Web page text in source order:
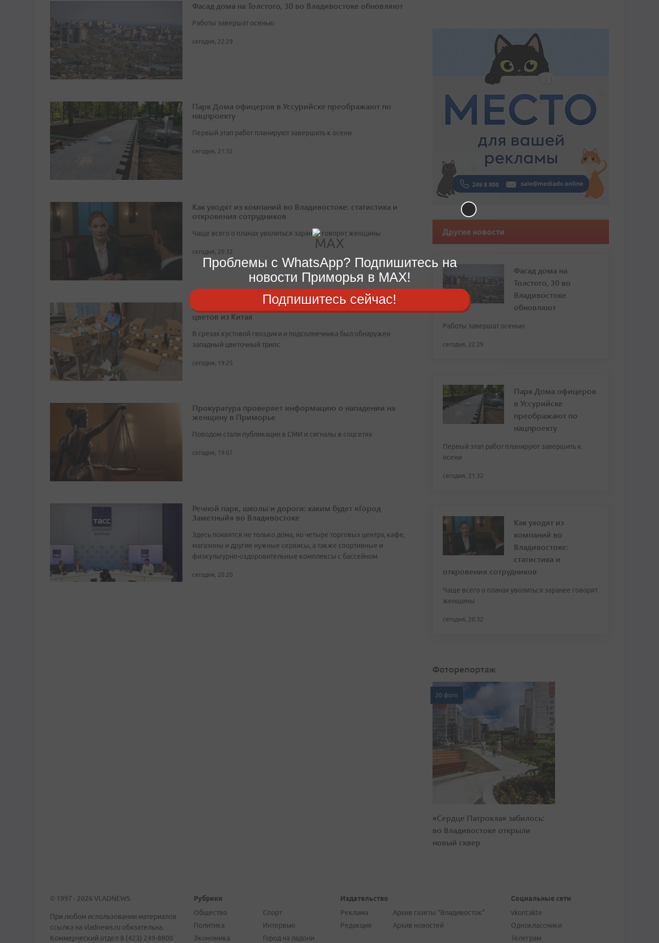
Фасад дома на Толстого, 30 во Владивостоке обновляют
Работы завершат осенью
сегодня, 22:29
Парк Дома офицеров в Уссурийске преображают по
нацпроекту
Первый этап работ планируют завершить к осени
сегодня, 21:32
Как уходят из компаний во Владивостоке: статистика и
откровения сотрудников
Чаще всего о планах уволиться заранее говорят женщины
сегодня, 20:32
В Приморье не пустили крупную партию зараженных
цветов из Китая
В срезах кустовой гвоздики и подсолнечника был обнаружен
западный цветочный трипс
сегодня, 19:25
Прокуратура проверяет информацию о нападении на
женщину в Приморье
Поводом стали публикации в СМИ и сигналы в соцсетях
сегодня, 19:07
Речной парк, школы и дороги: каким будет «Город
Заметный» во Владивостоке
Здесь появятся не только дома, но четыре торговых центра, кафе,
магазины и другие нужные сервисы, а также спортивные и
физкультурно-оздоровительные комплексы с бассейном
сегодня, 20:20
Другие новости
Фасад дома на
Толстого, 30 во
Владивостоке
обновляют
Работы завершат осенью
сегодня, 22:29
Парк Дома офицеров
в Уссурийске
преображают по
нацпроекту
Первый этап работ планируют завершить к
осени
сегодня, 21:32
Как уходят из
компаний во
Владивостоке:
статистика и
откровения сотрудников
Чаще всего о планах уволиться заранее говорят
женщины
сегодня, 20:32
Фоторепортаж
20 фото
«Сердце Патрокла» забилось:
во Владивостоке открыли
новый сквер
© 1997 - 2026 VLADNEWS
При любом использовании материалов
ссылка на vladnews.ru обязательна.
Коммерческий отдел 8 (423) 249-8800
Рубрики
Общество
Политика
Экономика
Спорт
Интервью
Город на ладони
Издательство
Реклама
Редакция
Архив газеты "Владивосток"
Архив новостей
Социальные сети
vkontakte
Одноклассники
Телеграм
Проблемы с WhatsApp? Подпишитесь на
новости Приморья в MAX!
Подпишитесь сейчас!